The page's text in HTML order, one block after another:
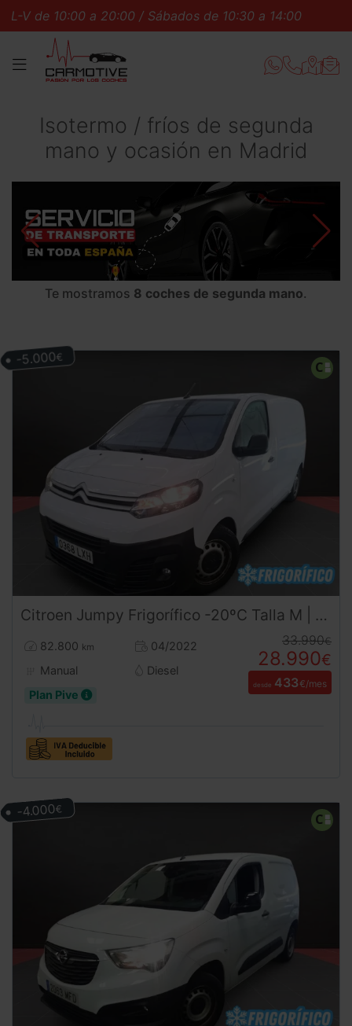
a 20:00 / Sábados de 10:30 a 14:00 L-V de
MENÚ
Isotermo / fríos de segunda
mano y ocasión en Madrid
Te mostramos 8 coches de segunda mano.
Citroen Jumpy Frigorífico -20ºC Talla M | Equipo de Frío Nuevo a Estrenar | Desde 433€/mes
82.800 km
04/2022
Manual
Diesel
Plan Pive
33.990€
28.990€
desde 433€/mes
-5.000€
-4.000€